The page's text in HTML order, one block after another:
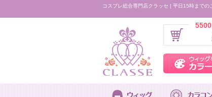
コスプレ総合専門店クラッセ | 平日15時までの
5500